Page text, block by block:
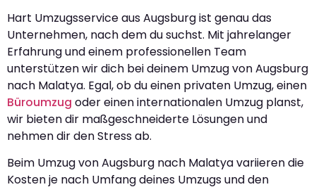
Hart Umzugsservice aus Augsburg ist genau das
Unternehmen, nach dem du suchst. Mit jahrelanger
Erfahrung und einem professionellen Team
unterstützen wir dich bei deinem Umzug von Augsburg
nach Malatya. Egal, ob du einen privaten Umzug, einen
Büroumzug oder einen internationalen Umzug planst,
wir bieten dir maßgeschneiderte Lösungen und
nehmen dir den Stress ab.
Beim Umzug von Augsburg nach Malatya variieren die
Kosten je nach Umfang deines Umzugs und den